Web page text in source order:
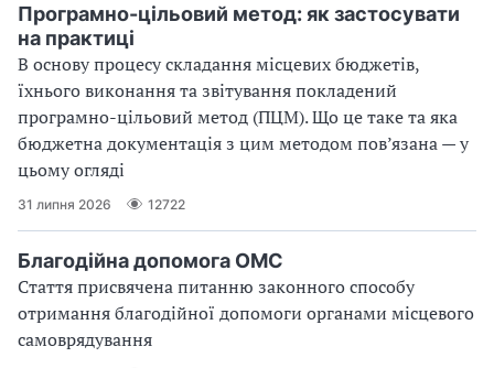
Програмно-цільовий метод: як застосувати
на практиці
В основу процесу складання місцевих бюджетів,
їхнього виконання та звітування покладений
програмно-цільовий метод (ПЦМ). Що це таке та яка
бюджетна документація з цим методом пов’язана — у
цьому огляді
31 липня 2026 12722
Благодійна допомога ОМС
Стаття присвячена питанню законного способу
отримання благодійної допомоги органами місцевого
самоврядування